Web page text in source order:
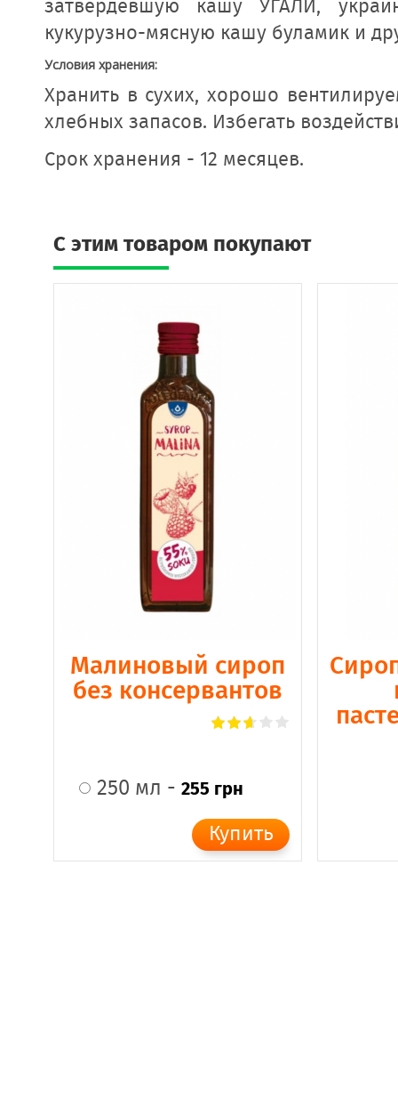
затвердевшую кашу УГАЛИ,
кукурузно-мясную кашу буламик и
Условия хранения:
Хранить в сухих, хорошо
хлебных запасов. Избегать
Срок хранения - 12 месяцев.
C этим товаром покупают
Малиновый сироп
без консервантов
250 мл - 255 грн